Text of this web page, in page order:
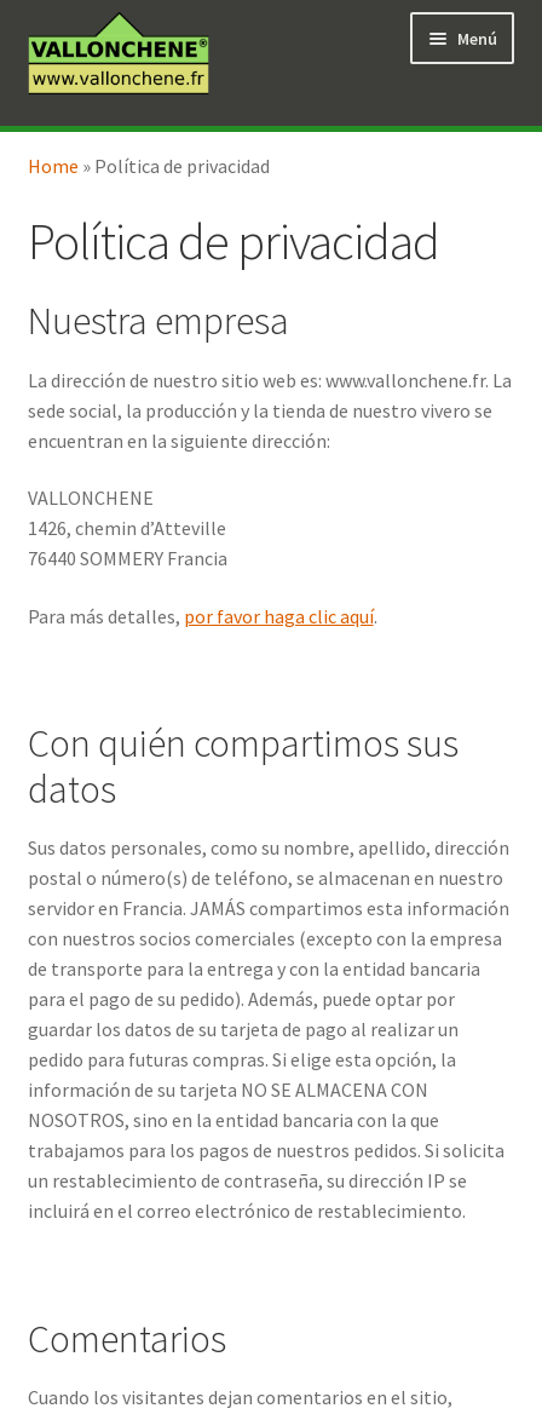
a
la
al
contenido
Menú
Tienda en línea
Home » Política de privacidad
Política de privacidad
Nuestra empresa
La dirección de nuestro sitio web es: www.vallonchene.fr. La
sede social, la producción y la tienda de nuestro vivero se
encuentran en la siguiente dirección:
VALLONCHENE
1426, chemin d’Atteville
76440 SOMMERY Francia
Para más detalles, por favor haga clic aquí.
Con quién compartimos sus
datos
Sus datos personales, como su nombre, apellido, dirección
postal o número(s) de teléfono, se almacenan en nuestro
servidor en Francia. JAMÁS compartimos esta información
con nuestros socios comerciales (excepto con la empresa
de transporte para la entrega y con la entidad bancaria
para el pago de su pedido). Además, puede optar por
guardar los datos de su tarjeta de pago al realizar un
pedido para futuras compras. Si elige esta opción, la
información de su tarjeta NO SE ALMACENA CON
NOSOTROS, sino en la entidad bancaria con la que
trabajamos para los pagos de nuestros pedidos. Si solicita
un restablecimiento de contraseña, su dirección IP se
incluirá en el correo electrónico de restablecimiento.
Comentarios
Cuando los visitantes dejan comentarios en el sitio,